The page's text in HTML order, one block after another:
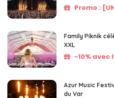
Promo :
Family Piknik
XXL
-10% avec
Azur Music
du Var